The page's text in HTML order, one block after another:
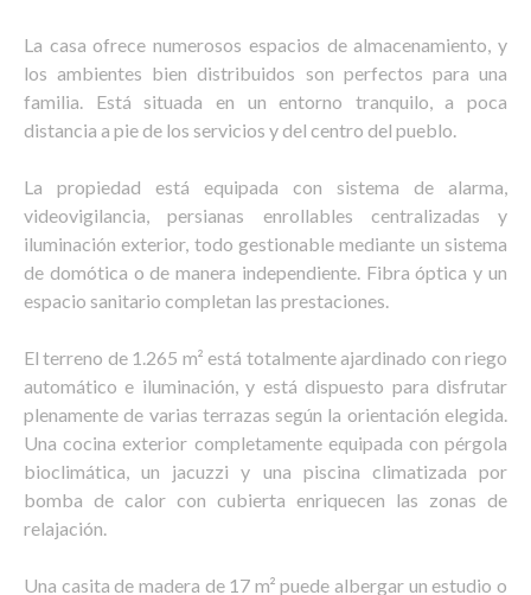
La casa ofrece numerosos espacios de almacenamiento, y
los ambientes bien distribuidos son perfectos para una
familia. Está situada en un entorno tranquilo, a poca
distancia a pie de los servicios y del centro del pueblo.
La propiedad está equipada con sistema de alarma,
videovigilancia, persianas enrollables centralizadas y
iluminación exterior, todo gestionable mediante un sistema
de domótica o de manera independiente. Fibra óptica y un
espacio sanitario completan las prestaciones.
El terreno de 1.265 m² está totalmente ajardinado con riego
automático e iluminación, y está dispuesto para disfrutar
plenamente de varias terrazas según la orientación elegida.
Una cocina exterior completamente equipada con pérgola
bioclimática, un jacuzzi y una piscina climatizada por
bomba de calor con cubierta enriquecen las zonas de
relajación.
Una casita de madera de 17 m² puede albergar un estudio o